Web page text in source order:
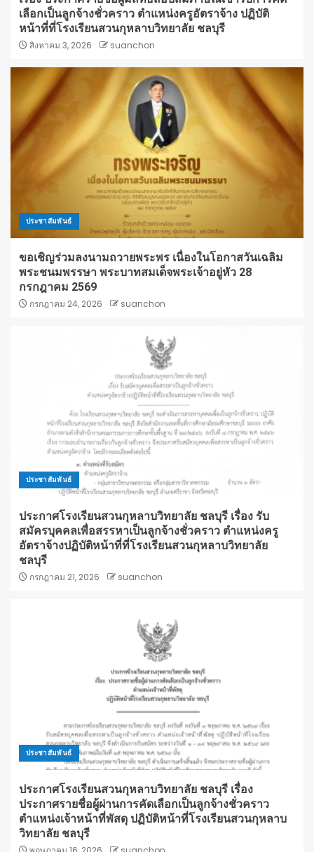
เลือกเป็นลูกจ้างชั่วคราว ตำแหน่งครูอัตราจ้าง ปฏิบัติ
หน้าที่ที่โรงเรียนสวนกุหลาบวิทยาลัย ชลบุรี
สิงหาคม 3, 2026 suanchon
ประชาสัมพันธ์
ขอเชิญร่วมลงนามถวายพระพร เนื่องในโอกาสวันเฉลิม
พระชนมพรรษา พระบาทสมเด็จพระเจ้าอยู่หัว 28
กรกฎาคม 2569
กรกฎาคม 24, 2026 suanchon
ประชาสัมพันธ์
ประกาศโรงเรียนสวนกุหลาบวิทยาลัย ชลบุรี เรื่อง รับ
สมัครบุคคลเพื่อสรรหาเป็นลูกจ้างชั่วคราว ตำแหน่งครู
อัตราจ้างปฏิบัติหน้าที่ที่โรงเรียนสวนกุหลาบวิทยาลัย
ชลบุรี
กรกฎาคม 21, 2026 suanchon
ประชาสัมพันธ์
ประกาศโรงเรียนสวนกุหลาบวิทยาลัย ชลบุรี เรื่อง
ประกาศรายชื่อผู้ผ่านการคัดเลือกเป็นลูกจ้างชั่วคราว
ตำแหน่งเจ้าหน้าที่พัสดุ ปฏิบัติหน้าที่โรงเรียนสวนกุหลาบ
วิทยาลัย ชลบุรี